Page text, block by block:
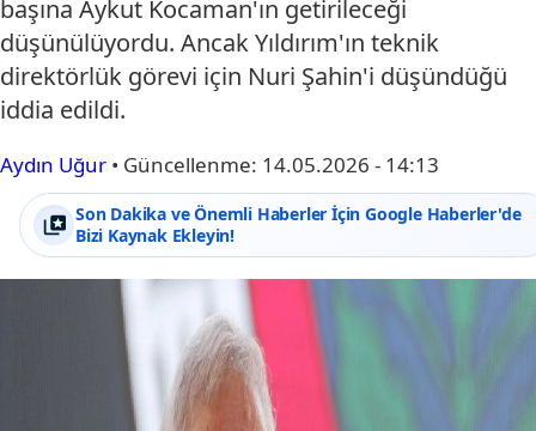
başına Aykut Kocaman'ın getirileceği
düşünülüyordu. Ancak Yıldırım'ın teknik
direktörlük görevi için Nuri Şahin'i düşündüğü
iddia edildi.
Aydın Uğur • Güncellenme: 14.05.2026 - 14:13
Son Dakika ve Önemli Haberler İçin Google Haberler'de
Bizi Kaynak Ekleyin!